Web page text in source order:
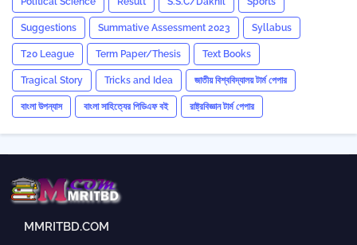
Suggestions Summative Assessment 2023 ‍Syllabus
T20 League Term Paper/Thesis Text Books
Tragical Story Tricks and ‍Idea জাতীয় বিশ্ববিদ্যালয় টার্ম পেপার
বাংলা উপন্যাস বাংলা সাহিত্যের পিডিএফ বই রাষ্ট্রবিজ্ঞান টার্ম পেপার
MMRITBD.COM